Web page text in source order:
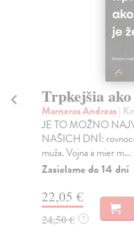
Trpkejšia
Marneros Andreas|
JE TO MOŽNO
NAŠICH DNÍ:
muža. Vojna a mier m...
Zasielame do 14 dní
22,05 €
24,50 € ?